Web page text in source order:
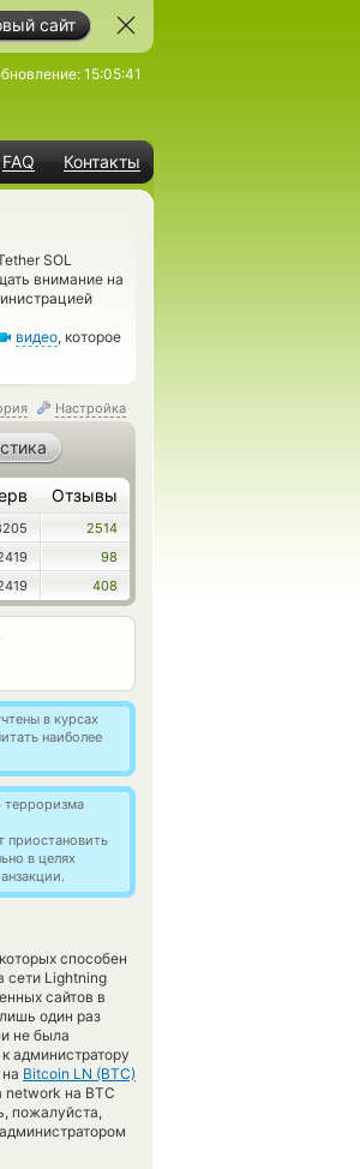
сайт
FAQ Контакты
15:05:41
SOL
внимание на
видео, которое
Настройка
Отзывы
2514
98
408
в курсах
наиболее
терроризма
приостановить
в целях
способен
сети Lightning
сайтов в
один раз
не была
администратору
на Bitcoin LN (BTC)
network на BTC
пожалуйста,